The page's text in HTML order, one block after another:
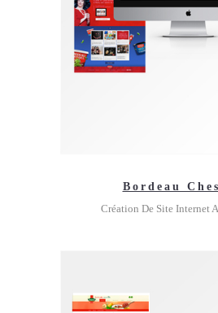
Bordeau
Création De Site Internet